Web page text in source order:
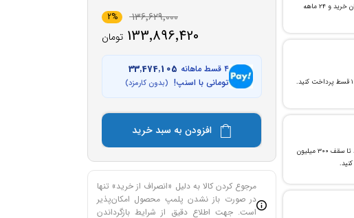
اعتبار بانکی اسنپ‌پی تا ۱۰۰ میلیون تومان خرید و ۲۴ ماهه
با خرید چکی از «انتخاب من»، می‌توانید تا سقف ۳۰۰ میلیون
136٬629٬000 2%
133٬896٬420 تومان
۴ قسط ماهانه
33٬474٬105
تومانی با اسنپ! (بدون کارمزد)
افزودن به سبد خرید
مرجوع کردن کالا به دلیل «انصراف از خرید» تنها
در صورت باز نشدن پلمپ محصول امکان‌پذیر
است. جهت اطلاع دقیق از شرایط بازگرداندن